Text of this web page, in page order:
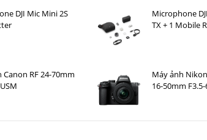
DJI Mic Mini 2S
Microphone
TX + 1 Mobile
Canon RF 24-70mm
Máy ảnh
16-50mm F3.5-